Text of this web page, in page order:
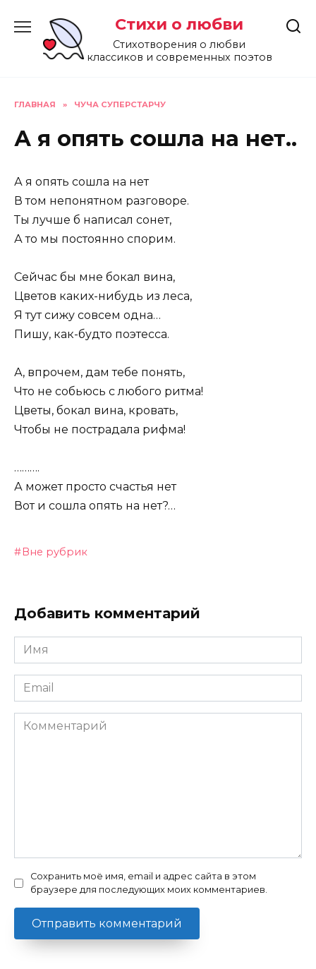
содержанию
Стихи о любви
Стихотворения о любви
классиков и современных поэтов
ГЛАВНАЯ » ЧУЧА СУПЕРСТАРЧУ
А я опять сошла на нет..
А я опять сошла на нет
В том непонятном разговоре.
Ты лучше б написал сонет,
А то мы постоянно спорим.
Сейчас бы мне бокал вина,
Цветов каких-нибудь из леса,
Я тут сижу совсем одна…
Пишу, как-будто поэтесса.
А, впрочем, дам тебе понять,
Что не собьюсь с любого ритма!
Цветы, бокал вина, кровать,
Чтобы не пострадала рифма!
……….
А может просто счастья нет
Вот и сошла опять на нет?…
Вне рубрик
Добавить комментарий
Имя
Email
Комментарий
Сохранить моё имя, email и адрес сайта в этом
браузере для последующих моих комментариев.